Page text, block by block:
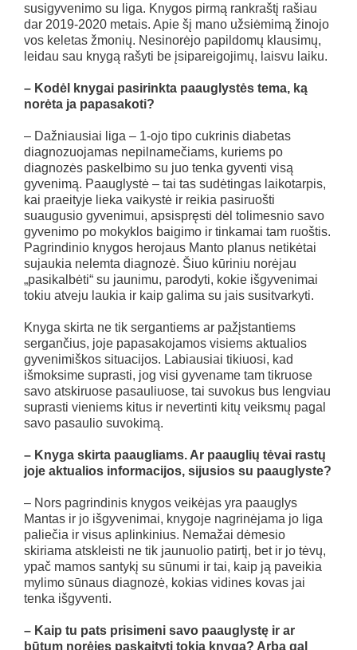
susigyvenimo su liga. Knygos pirmą rankraštį rašiau
dar 2019-2020 metais. Apie šį mano užsiėmimą žinojo
vos keletas žmonių. Nesinorėjo papildomų klausimų,
leidau sau knygą rašyti be įsipareigojimų, laisvu laiku.
– Kodėl knygai pasirinkta paauglystės tema, ką
norėta ja papasakoti?
– Dažniausiai liga – 1-ojo tipo cukrinis diabetas
diagnozuojamas nepilnamečiams, kuriems po
diagnozės paskelbimo su juo tenka gyventi visą
gyvenimą. Paauglystė – tai tas sudėtingas laikotarpis,
kai praeityje lieka vaikystė ir reikia pasiruošti
suaugusio gyvenimui, apsispręsti dėl tolimesnio savo
gyvenimo po mokyklos baigimo ir tinkamai tam ruoštis.
Pagrindinio knygos herojaus Manto planus netikėtai
sujaukia nelemta diagnozė. Šiuo kūriniu norėjau
„pasikalbėti“ su jaunimu, parodyti, kokie išgyvenimai
tokiu atveju laukia ir kaip galima su jais susitvarkyti.
Knyga skirta ne tik sergantiems ar pažįstantiems
sergančius, joje papasakojamos visiems aktualios
gyvenimiškos situacijos. Labiausiai tikiuosi, kad
išmoksime suprasti, jog visi gyvename tam tikruose
savo atskiruose pasauliuose, tai suvokus bus lengviau
suprasti vieniems kitus ir nevertinti kitų veiksmų pagal
savo pasaulio suvokimą.
– Knyga skirta paaugliams. Ar paauglių tėvai rastų
joje aktualios informacijos, sijusios su paauglyste?
– Nors pagrindinis knygos veikėjas yra paauglys
Mantas ir jo išgyvenimai, knygoje nagrinėjama jo liga
paliečia ir visus aplinkinius. Nemažai dėmesio
skiriama atskleisti ne tik jaunuolio patirtį, bet ir jo tėvų,
ypač mamos santykį su sūnumi ir tai, kaip ją paveikia
mylimo sūnaus diagnozė, kokias vidines kovas jai
tenka išgyventi.
– Kaip tu pats prisimeni savo paauglystę ir ar
būtum norėjęs paskaityti tokią knygą? Arba gal